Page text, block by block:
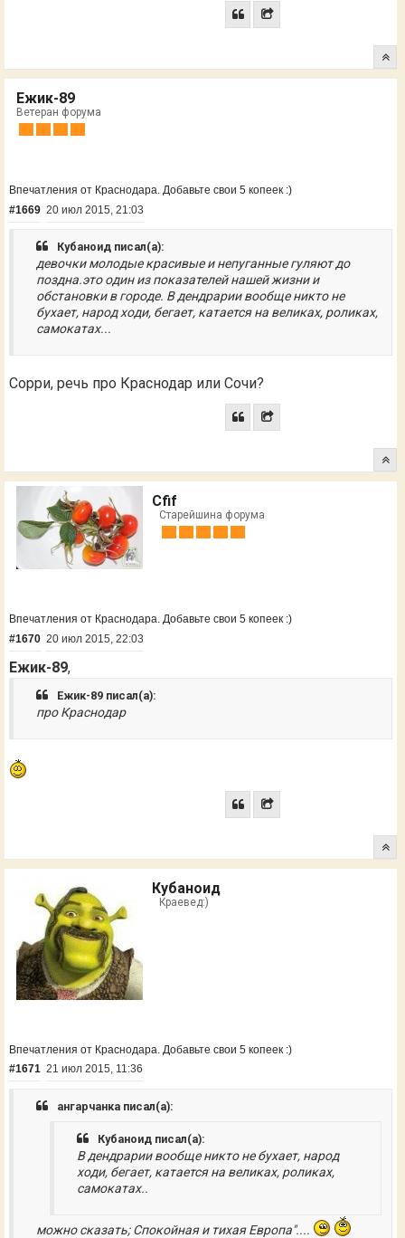
Ежик-89
Ветеран форума
Впечатления от Краснодара. Добавьте свои 5 копеек :)
#1669 20 июл 2015, 21:03
Кубаноид писал(а):
девочки молодые красивые и непуганные гуляют до
поздна.это один из показателей нашей жизни и
обстановки в городе. В дендрарии вообще никто не
бухает, народ ходи, бегает, катается на великах, роликах,
самокатах...
Сорри, речь про Краснодар или Сочи?
Cfif
Старейшина форума
Впечатления от Краснодара. Добавьте свои 5 копеек :)
#1670 20 июл 2015, 22:03
Ежик-89,
Ежик-89 писал(а):
про Краснодар
Кубаноид
Краевед:)
Впечатления от Краснодара. Добавьте свои 5 копеек :)
#1671 21 июл 2015, 11:36
ангарчанка писал(а):
Кубаноид писал(а):
В дендрарии вообще никто не бухает, народ
ходи, бегает, катается на великах, роликах,
самокатах..
можно сказать; Спокойная и тихая Европа"....